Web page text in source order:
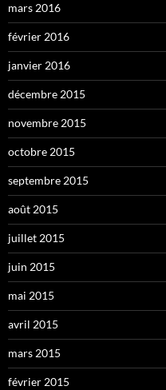
mars 2016
février 2016
janvier 2016
décembre 2015
novembre 2015
octobre 2015
septembre 2015
août 2015
juillet 2015
juin 2015
mai 2015
avril 2015
mars 2015
février 2015